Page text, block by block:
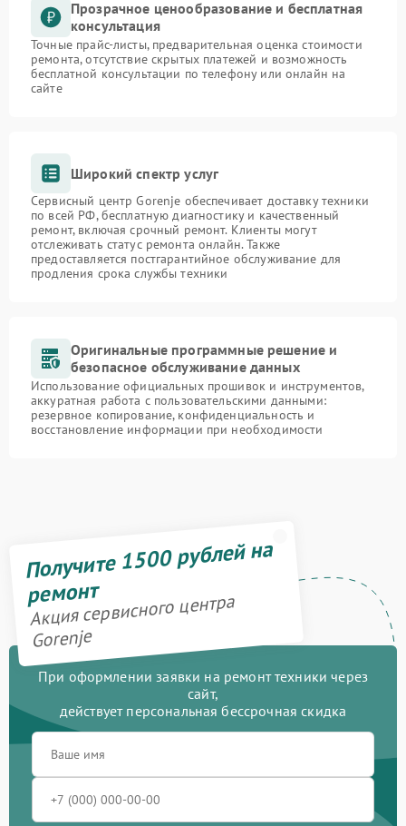
Прозрачное ценообразование и бесплатная
консультация
Точные прайс-листы, предварительная оценка стоимости
ремонта, отсутствие скрытых платежей и возможность
бесплатной консультации по телефону или онлайн на
сайте
Широкий спектр услуг
Сервисный центр Gorenje обеспечивает доставку техники
по всей РФ, бесплатную диагностику и качественный
ремонт, включая срочный ремонт. Клиенты могут
отслеживать статус ремонта онлайн. Также
предоставляется постгарантийное обслуживание для
продления срока службы техники
Оригинальные программные решение и
безопасное обслуживание данных
Использование официальных прошивок и инструментов,
аккуратная работа с пользовательскими данными:
резервное копирование, конфиденциальность и
восстановление информации при необходимости
Получите 1500 рублей на
ремонт
Акция сервисного центра
Gorenje
При оформлении заявки на ремонт техники через
сайт,
действует персональная бессрочная скидка